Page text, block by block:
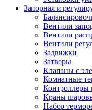
Запорная и
Вентили
Вентили
Вентили
Задвижки
Затворы
Клапаны с
Комнатные
Контроллеры
Краны
Набор